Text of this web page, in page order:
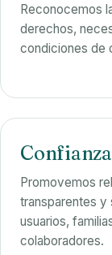
Reconocemos
derechos,
condiciones de
Confianza
Promovemos
transparentes y
usuarios,
colaboradores.